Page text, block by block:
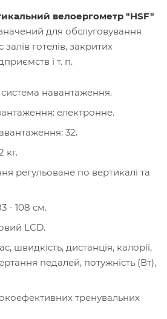
велоергометр "HSF"
для обслуговування
залів готелів, закритих
і т. п.
навантаження.
електронне.
32.
кг.
регульоване по вертикалі та
- 108 см.
LCD.
швидкість, дистанція, калорії,
педалей, потужність (Вт),
тренувальних